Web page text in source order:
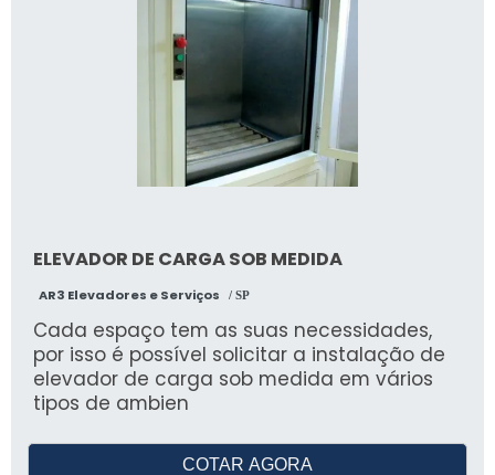
ELEVADOR DE CARGA SOB MEDIDA
AR3 Elevadores e Serviços / SP
Cada espaço tem as suas necessidades,
por isso é possível solicitar a instalação de
elevador de carga sob medida em vários
tipos de ambien
COTAR AGORA